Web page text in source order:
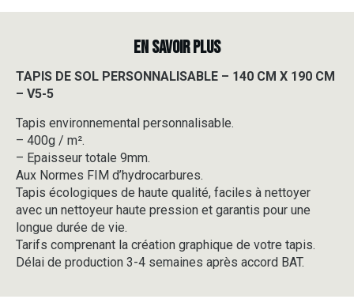
X
190
-
V5-
5
EN SAVOIR PLUS
TAPIS DE SOL PERSONNALISABLE – 140 CM X 190 CM
– V5-5
Tapis environnemental personnalisable.
– 400g / m².
– Epaisseur totale 9mm.
Aux Normes FIM d’hydrocarbures.
Tapis écologiques de haute qualité, faciles à nettoyer
avec un nettoyeur haute pression et garantis pour une
longue durée de vie.
Tarifs comprenant la création graphique de votre tapis.
Délai de production 3-4 semaines après accord BAT.